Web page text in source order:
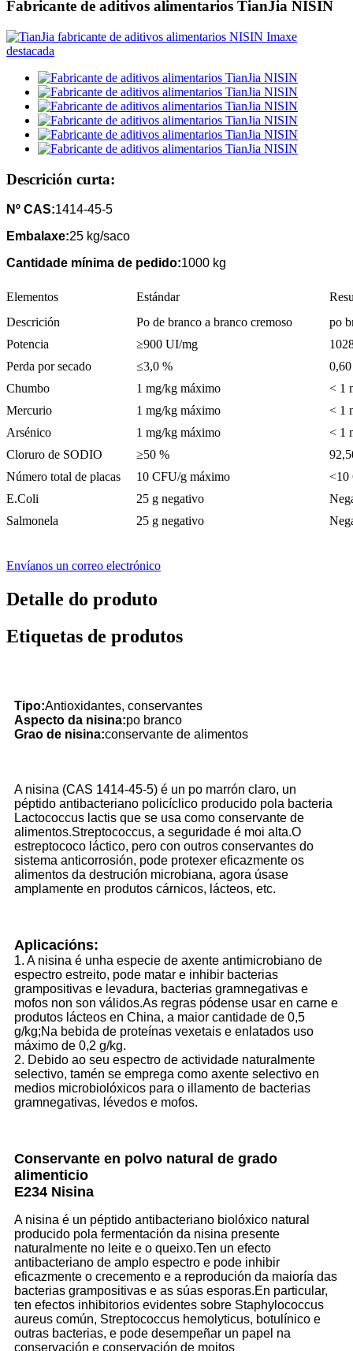
Fabricante de aditivos alimentarios TianJia NISIN
Descrición curta:
Nº CAS:1414-45-5
Embalaxe:25 kg/saco
Cantidade mínima de pedido:1000 kg
Elementos Estándar
Descrición
Po de branco a branco cremoso
po
Potencia
≥900 UI/mg
Perda por secado
≤3,0 %
Chumbo
1 mg/kg máximo
< 1
Mercurio
1 mg/kg máximo
< 1
Arsénico
1 mg/kg máximo
< 1
Cloruro de SODIO
≥50 %
Número total de placas
10 CFU/g máximo
<10
E.Coli
25 g negativo
Salmonela
25 g negativo
Envíanos un correo electrónico
Detalle do produto
Etiquetas de produtos
Tipo:Antioxidantes, conservantes
Aspecto da nisina:po branco
Grao de nisina:conservante de alimentos
A nisina (CAS 1414-45-5) é un po marrón claro, un
péptido antibacteriano policíclico producido pola bacteria
Lactococcus lactis que se usa como conservante de
alimentos.Streptococcus, a seguridade é moi alta.O
estreptococo láctico, pero con outros conservantes do
sistema anticorrosión, pode protexer eficazmente os
alimentos da destrución microbiana, agora úsase
amplamente en produtos cárnicos, lácteos, etc.
Aplicacións:
1. A nisina é unha especie de axente antimicrobiano de
espectro estreito, pode matar e inhibir bacterias
grampositivas e levadura, bacterias gramnegativas e
mofos non son válidos.As regras pódense usar en carne e
produtos lácteos en China, a maior cantidade de 0,5
g/kg;Na bebida de proteínas vexetais e enlatados uso
máximo de 0,2 g/kg.
2. Debido ao seu espectro de actividade naturalmente
selectivo, tamén se emprega como axente selectivo en
medios microbiolóxicos para o illamento de bacterias
gramnegativas, lévedos e mofos.
Conservante en polvo natural de grado
alimenticio
E234 Nisina
A nisina é un péptido antibacteriano biolóxico natural
producido pola fermentación da nisina presente
naturalmente no leite e o queixo.Ten un efecto
antibacteriano de amplo espectro e pode inhibir
eficazmente o crecemento e a reprodución da maioría das
bacterias grampositivas e as súas esporas.En particular,
ten efectos inhibitorios evidentes sobre Staphylococcus
aureus común, Streptococcus hemolyticus, botulínico e
outras bacterias, e pode desempeñar un papel na
conservación e conservación de moitos